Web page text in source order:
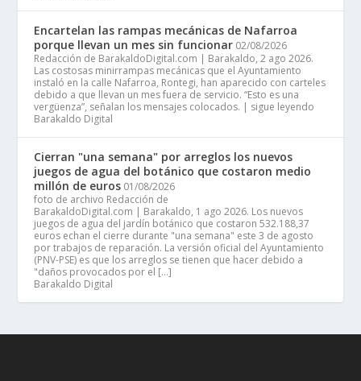
Encartelan las rampas mecánicas de Nafarroa
porque llevan un mes sin funcionar 02/08/2026
Redacción de BarakaldoDigital.com | Barakaldo, 2 ago 2026.
Las costosas minirrampas mecánicas que el Ayuntamiento
instaló en la calle Nafarroa, Rontegi, han aparecido con carteles
debido a que llevan un mes fuera de servicio. “Esto es una
vergüenza”, señalan los mensajes colocados. | sigue leyendo
Barakaldo Digital
Cierran "una semana" por arreglos los nuevos
juegos de agua del botánico que costaron medio
millón de euros 01/08/2026
foto de archivo Redacción de
BarakaldoDigital.com | Barakaldo, 1 ago 2026. Los nuevos
juegos de agua del jardín botánico que costaron 532.188,37
euros echan el cierre durante "una semana" este 3 de agosto
por trabajos de reparación. La versión oficial del Ayuntamiento
(PNV-PSE) es que los arreglos se tienen que hacer debido a
"daños provocados por el […]
Barakaldo Digital